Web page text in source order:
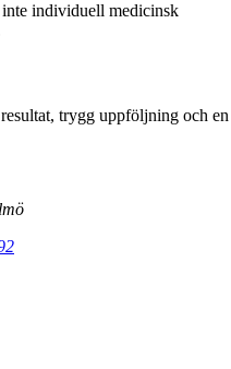
inte individuell medicinsk
trygg uppföljning och en